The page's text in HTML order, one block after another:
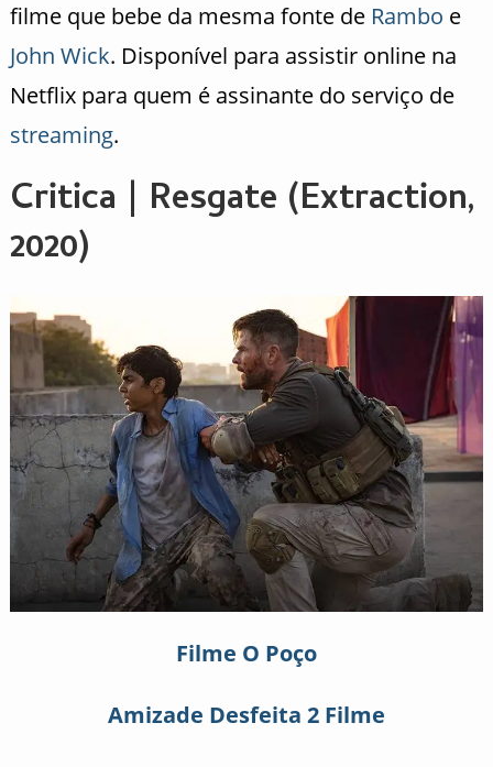
filme que bebe da mesma fonte de Rambo e
John Wick. Disponível para assistir online na
Netflix para quem é assinante do serviço de
streaming.
Critica | Resgate (Extraction,
2020)
Filme O Poço
Amizade Desfeita 2 Filme